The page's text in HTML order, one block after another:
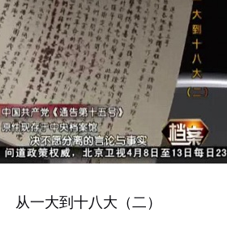
从一大到十八大（二）